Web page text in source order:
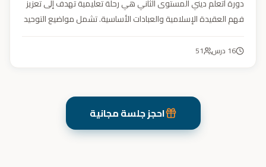
دورة أتعلم ديني المستوى الثاني هي رحلة تعليمية تهدف إلى تعزيز
فهم العقيدة الإسلامية والعبادات الأساسية. تشمل مواضيع التوحيد
وتربية أبنائنا تربية إيمانية وأخلاقية وعلمية ونفسية واجتماعية.
16 درس 51
احجز جلسة مجانية